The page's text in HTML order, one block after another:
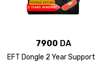
7900 DA
EFT Dongle 2 Year Support